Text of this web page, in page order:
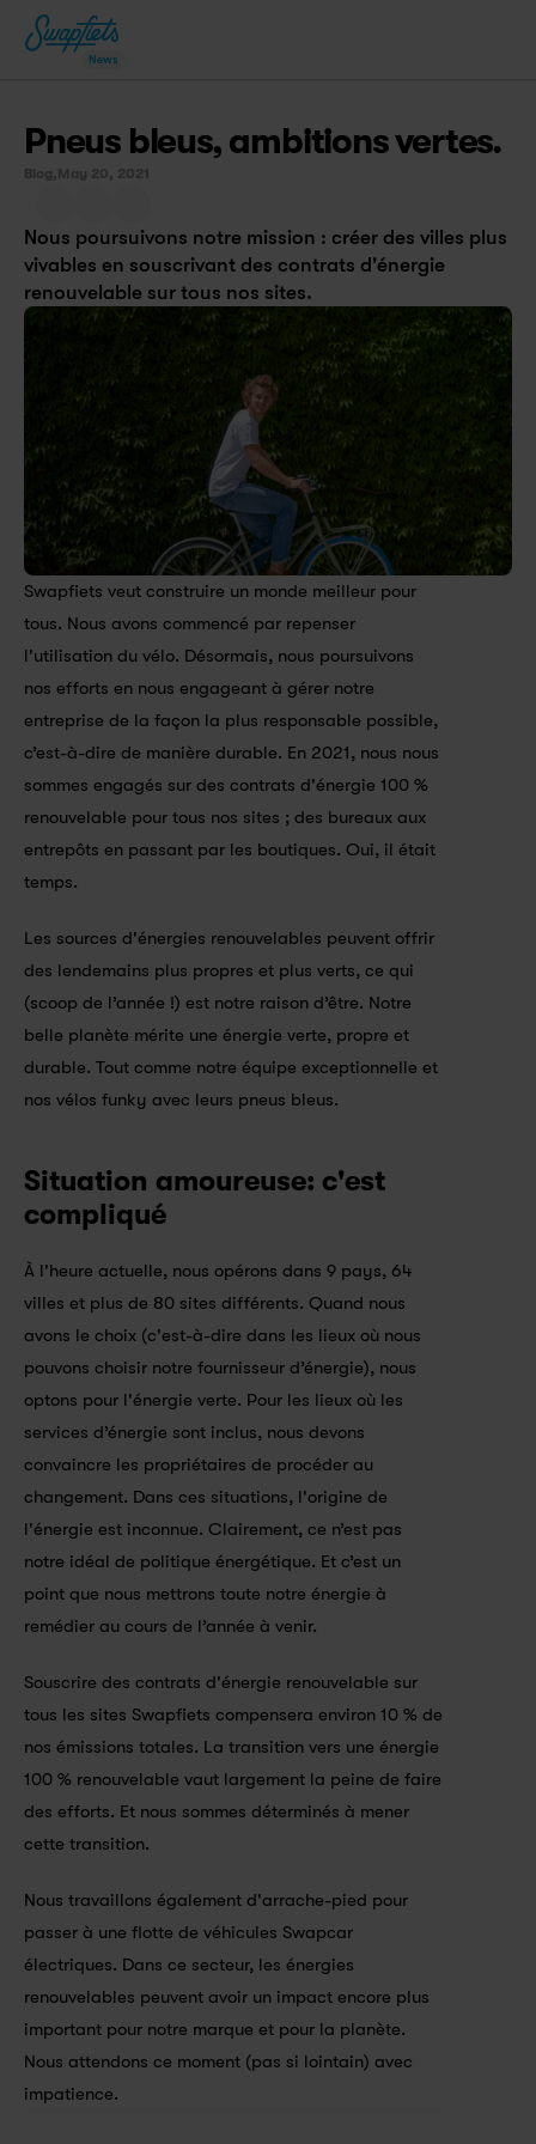
News
Pneus bleus, ambitions vertes.
Blog, May 20, 2021
Nous poursuivons notre mission : créer des villes plus
vivables en souscrivant des contrats d'énergie
renouvelable sur tous nos sites.
Swapfiets veut construire un monde meilleur pour
tous. Nous avons commencé par repenser
l'utilisation du vélo. Désormais, nous poursuivons
nos efforts en nous engageant à gérer notre
entreprise de la façon la plus responsable possible,
c’est-à-dire de manière durable. En 2021, nous nous
sommes engagés sur des contrats d'énergie 100 %
renouvelable pour tous nos sites ; des bureaux aux
entrepôts en passant par les boutiques. Oui, il était
temps.
Les sources d'énergies renouvelables peuvent offrir
des lendemains plus propres et plus verts, ce qui
(scoop de l’année !) est notre raison d’être. Notre
belle planète mérite une énergie verte, propre et
durable. Tout comme notre équipe exceptionnelle et
nos vélos funky avec leurs pneus bleus.
Situation amoureuse: c'est
compliqué
À l'heure actuelle, nous opérons dans 9 pays, 64
villes et plus de 80 sites différents. Quand nous
avons le choix (c'est-à-dire dans les lieux où nous
pouvons choisir notre fournisseur d’énergie), nous
optons pour l'énergie verte. Pour les lieux où les
services d’énergie sont inclus, nous devons
convaincre les propriétaires de procéder au
changement. Dans ces situations, l'origine de
l'énergie est inconnue. Clairement, ce n’est pas
notre idéal de politique énergétique. Et c’est un
point que nous mettrons toute notre énergie à
remédier au cours de l’année à venir.
Souscrire des contrats d'énergie renouvelable sur
tous les sites Swapfiets compensera environ 10 % de
nos émissions totales. La transition vers une énergie
100 % renouvelable vaut largement la peine de faire
des efforts. Et nous sommes déterminés à mener
cette transition.
Nous travaillons également d'arrache-pied pour
passer à une flotte de véhicules Swapcar
électriques. Dans ce secteur, les énergies
renouvelables peuvent avoir un impact encore plus
important pour notre marque et pour la planète.
Nous attendons ce moment (pas si lointain) avec
impatience.